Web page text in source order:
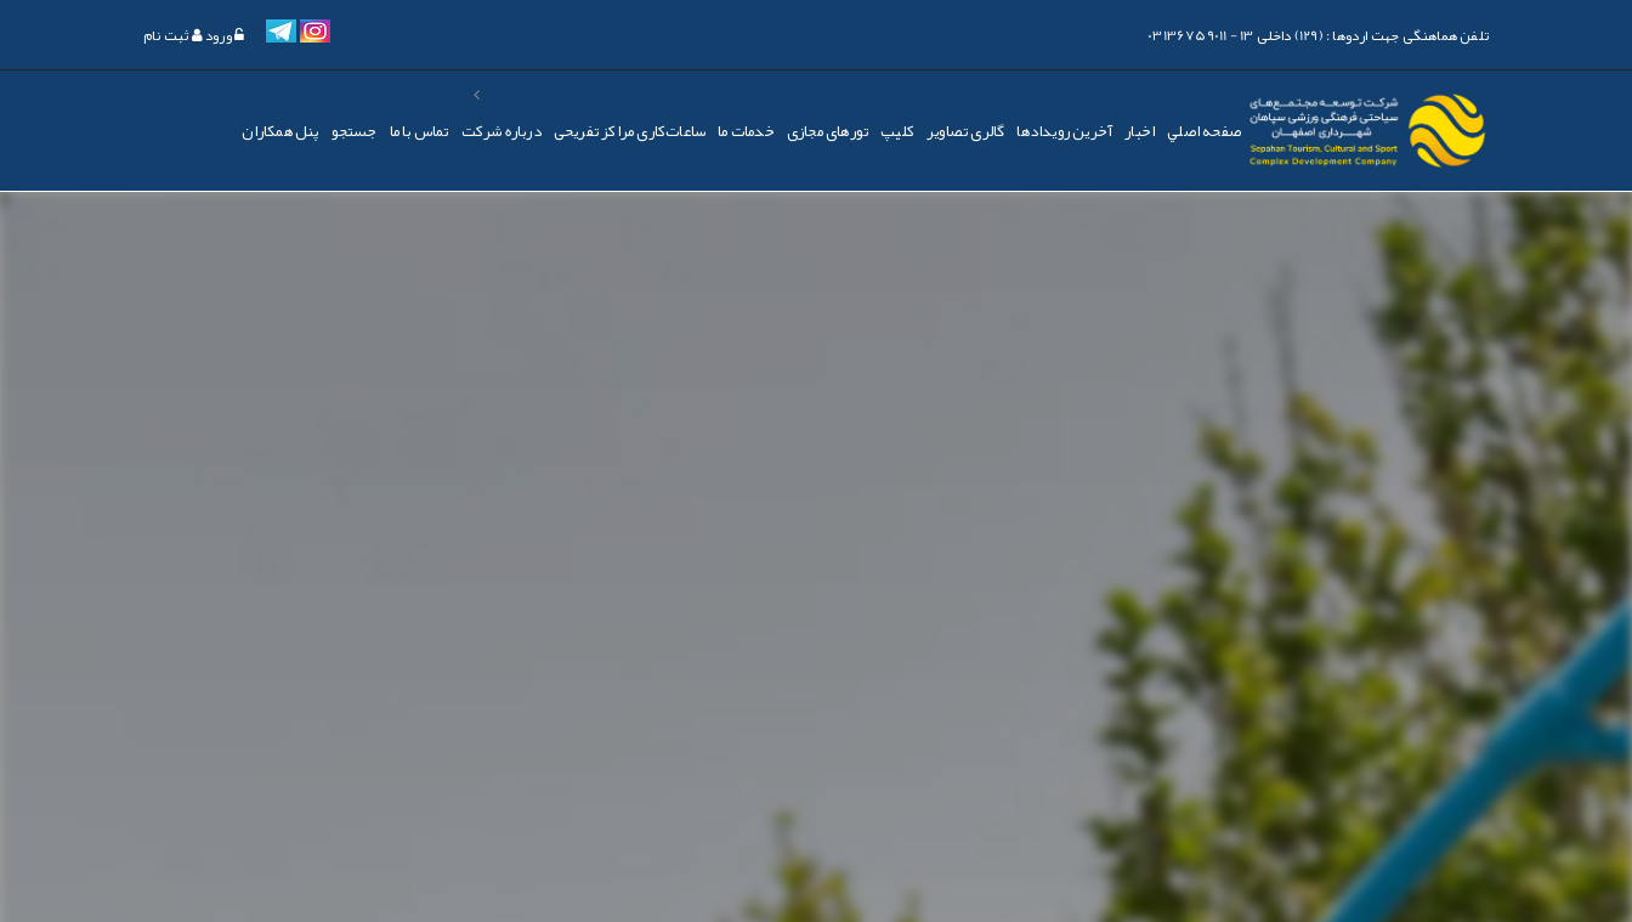
تلفن هماهنگی جهت اردوها :(129) داخلی 13 - 03136759011 ورود ثبت نام
صفحه اصلي اخبار آخرین رویدادها گالری تصاویر کليپ تورهای مجازی خدمات ما ساعات‌کاری مراکز تفریحی درباره شرکت تماس با ما جستجو پنل همکاران